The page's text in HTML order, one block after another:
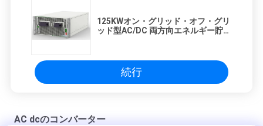
125KWオン・グリッド・オフ・グリ
ッド型AC/DC 両方向エネルギー貯蔵
続行
AC dcのコンバーター